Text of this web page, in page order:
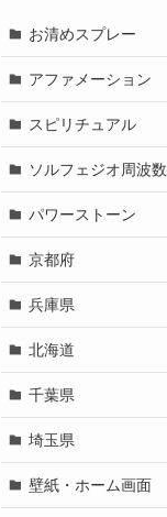
お清めスプレー
アファメーション
スピリチュアル
ソルフェジオ周波数
パワーストーン
京都府
兵庫県
北海道
千葉県
埼玉県
壁紙・ホーム画面